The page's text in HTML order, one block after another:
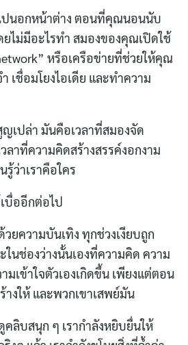
นอกหน้าต่าง ตอนที่คุณนอนนับ
ไม่มีอะไรทำ สมองของคุณเปิดใช้
หรือเครือข่ายที่ช่วยให้คุณ
เชื่อมโยงไอเดีย และทำความ
ญเปล่า มันคือเวลาที่สมองจัด
ลาที่ความคิดสร้างสรรค์งอกงาม
รู้ว่าเราคือใคร
บื่ออีกต่อไป
ยความบันเทิง ทุกช่วงเงียบถูก
ในช่องว่างนั้นเองที่ความคิด ความ
มเข้าใจตัวเองเกิดขึ้น เพียงแต่ตอน
งให้ และพวกเขาเสพย์มัน
คลิบสนุก ๆ เรากำลังหยิบยื่นให้